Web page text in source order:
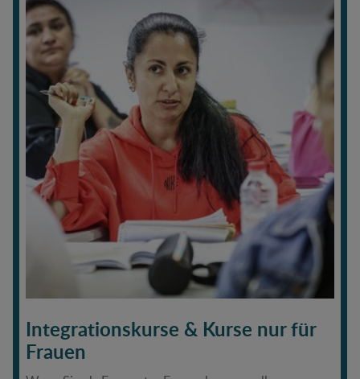
Integrationskurse & Kurse nur für
Frauen